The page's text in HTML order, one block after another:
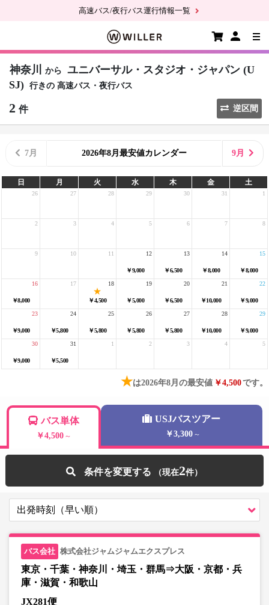
高速バス/夜行バス運行情報一覧
神奈川 から
ユニバーサル・スタジオ・ジャパン (U
SJ) 行きの 高速バス・夜行バス
2 件 逆区間
7月 2026年8月最安値カレンダー 9月
日 月 火 水 木 金 土
26 27 28 29 30 31 1
2 3 4 5 6 7 8
9 10 11
￥9,000
12
￥6,500
13
￥8,000
14
￥8,000
15
￥8,000
16 17
￥4,500
18
￥5,000
19
￥6,500
20
￥10,000
21
￥9,000
22
￥9,000
23
￥5,800
24
￥5,800
25
￥5,800
26
￥5,800
27
￥10,000
28
￥9,000
29
￥9,000
30
￥5,500
31 1 2 3 4 5
★は2026年8月の最安値 ￥4,500です。
バス単体
￥4,500 ～
USJバスツアー
￥3,300 ～
条件を変更する 2
株式会社ジャムジャムエクスプレス
東京・千葉・神奈川・埼玉・群馬⇒大阪・京都・兵
庫・滋賀・和歌山
JX281便